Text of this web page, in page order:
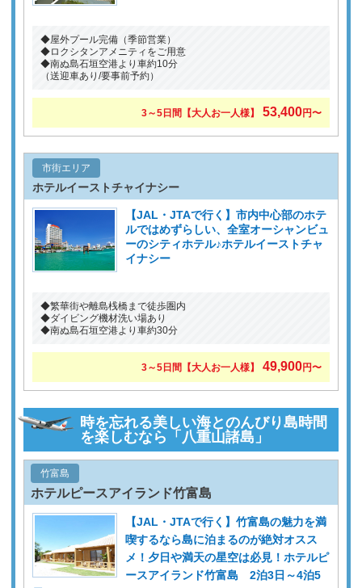
◆屋外プール完備（季節営業）
◆ロクシタンアメニティをご用意
◆南ぬ島石垣空港より車約10分
（送迎車あり/要事前予約）
3～5日間【大人お一人様】 53,400円〜
市街エリア
ホテルイーストチャイナシー
【JAL・JTAで行く】市内中心部のホテ
ルではめずらしい、全室オーシャンビュ
ーのシティホテル♪ホテルイーストチャ
イナシー
◆繁華街や離島桟橋まで徒歩圏内
◆ダイビング機材洗い場あり
◆南ぬ島石垣空港より車約30分
3～5日間【大人お一人様】 49,900円〜
時を忘れる美しい海とのんびり島時間
を楽しむなら「八重山諸島」
竹富島
ホテルピースアイランド竹富島
【JAL・JTAで行く】竹富島の魅力を満
喫するなら島に泊まるのが絶対オスス
メ！夕日や満天の星空は必見！ホテルピ
ースアイランド竹富島 2泊3日～4泊5